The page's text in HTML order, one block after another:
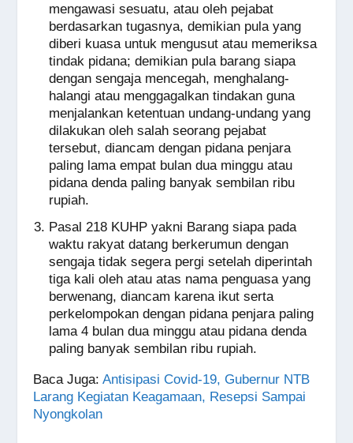
mengawasi sesuatu, atau oleh pejabat
berdasarkan tugasnya, demikian pula yang
diberi kuasa untuk mengusut atau memeriksa
tindak pidana; demikian pula barang siapa
dengan sengaja mencegah, menghalang-
halangi atau menggagalkan tindakan guna
menjalankan ketentuan undang-undang yang
dilakukan oleh salah seorang pejabat
tersebut, diancam dengan pidana penjara
paling lama empat bulan dua minggu atau
pidana denda paling banyak sembilan ribu
rupiah.
Pasal 218 KUHP yakni Barang siapa pada
waktu rakyat datang berkerumun dengan
sengaja tidak segera pergi setelah diperintah
tiga kali oleh atau atas nama penguasa yang
berwenang, diancam karena ikut serta
perkelompokan dengan pidana penjara paling
lama 4 bulan dua minggu atau pidana denda
paling banyak sembilan ribu rupiah.
Baca Juga:Antisipasi Covid-19, Gubernur NTB
Larang Kegiatan Keagamaan, Resepsi Sampai
Nyongkolan